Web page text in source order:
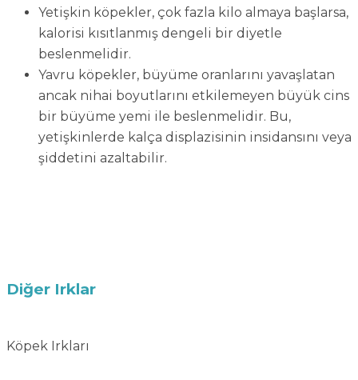
Yetişkin köpekler, çok fazla kilo almaya başlarsa,
kalorisi kısıtlanmış dengeli bir diyetle
beslenmelidir.
Yavru köpekler, büyüme oranlarını yavaşlatan
ancak nihai boyutlarını etkilemeyen büyük cins
bir büyüme yemi ile beslenmelidir. Bu,
yetişkinlerde kalça displazisinin insidansını veya
şiddetini azaltabilir.
Diğer Irklar
Köpek Irkları